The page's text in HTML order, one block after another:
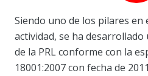
Siendo uno de los pilares
actividad, se ha desarrollado
de la PRL conforme con la
18001:2007 con fecha de